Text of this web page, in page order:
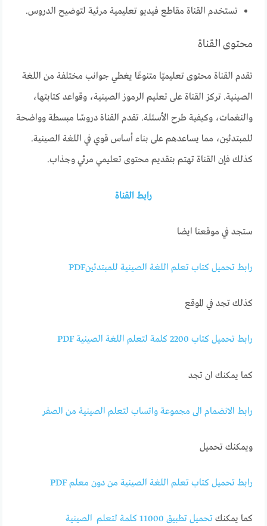
تستخدم القناة مقاطع فيديو تعليمية مرئية لتوضيح الدروس.
محتوى القناة
تقدم القناة محتوى تعليميًا متنوعًا يغطي جوانب مختلفة من اللغة
الصينية. تركز القناة على تعليم الرموز الصينية، وقواعد كتابتها،
والنغمات، وكيفية طرح الأسئلة. تقدم القناة دروسًا مبسطة وواضحة
للمبتدئين، مما يساعدهم على بناء أساس قوي في اللغة الصينية.
كذلك فإن القناة تهتم بتقديم محتوى تعليمي مرئي وجذاب.
رابط القناة
ستجد في موقعنا ايضا
رابط تحميل كتاب تعلم اللغة الصينية للمبتدئينPDF
كذلك تجد في الموقع
رابط تحميل كتاب 2200 كلمة لتعلم اللغة الصينية PDF
كما يمكنك ان تجد
رابط الانضمام الى مجموعة واتساب لتعلم الصينية من الصفر
ويمكنك تحميل
رابط تحميل كتاب تعلم اللغة الصينية من دون معلم PDF
كما يمكنكتحميل تطبيق 11000 كلمة لتعلم الصينية